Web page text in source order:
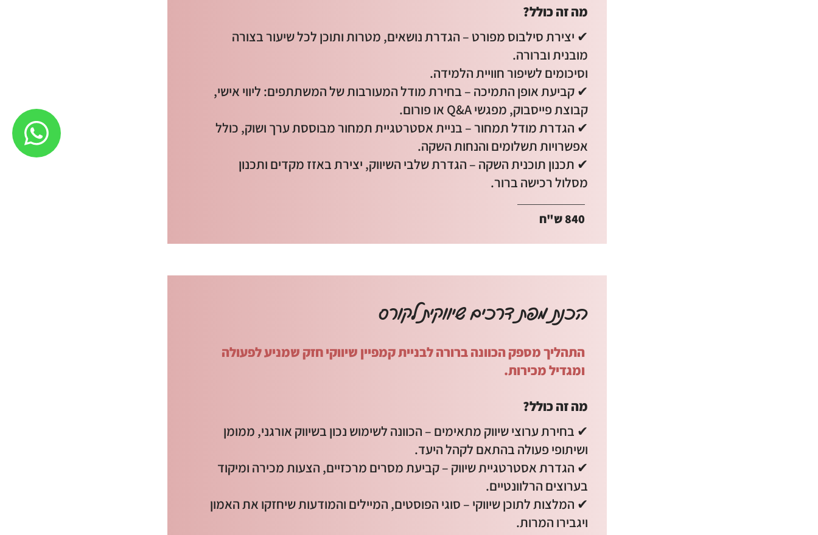
840 ש"ח
מה זה כולל?
✔ יצירת סילבוס מפורט – הגדרת נושאים, מטרות ותוכן לכל שיעור בצורה
מובנית וברורה.
וסיכומים לשיפור חוויית הלמידה.
✔ קביעת אופן התמיכה – בחירת מודל המעורבות של המשתתפים: ליווי אישי,
קבוצת פייסבוק, מפגשי Q&A או פורום.
✔ הגדרת מודל תמחור – בניית אסטרטגיית תמחור מבוססת ערך ושוק, כולל
אפשרויות תשלומים והנחות השקה.
✔ תכנון תוכנית השקה – הגדרת שלבי השיווק, יצירת באזז מקדים ותכנון
מסלול רכישה ברור.
הכנת מפת דרכים שיווקית לקורס
התהליך מספק הכוונה ברורה לבניית קמפיין שיווקי חזק שמניע לפעולה
ומגדיל מכירות.
מה זה כולל?
✔ בחירת ערוצי שיווק מתאימים – הכוונה לשימוש נכון בשיווק אורגני, ממומן
ושיתופי פעולה בהתאם לקהל היעד.
✔ הגדרת אסטרטגיית שיווק – קביעת מסרים מרכזיים, הצעות מכירה ומיקוד
בערוצים הרלוונטיים.
✔ המלצות לתוכן שיווקי – סוגי הפוסטים, המיילים והמודעות שיחזקו את האמון
ויגבירו המרות.